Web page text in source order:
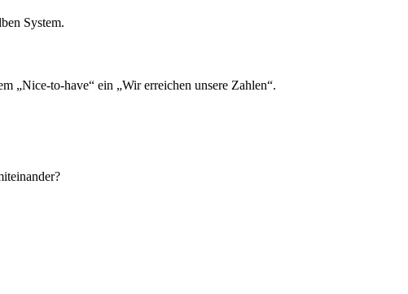
System.
„Nice-to-have“ ein „Wir erreichen unsere Zahlen“.